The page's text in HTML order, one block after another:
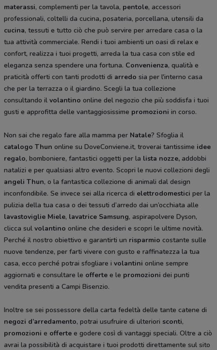
materassi, complementi per la tavola, pentole, accessori
professionali, coltelli da cucina, posateria, porcellana, utensili da
cucina, tessuti e tutto ciò che può servire per arredare casa o la
tua attività commerciale. Rendi i tuoi ambienti un oasi di relax e
confort, realizza i tuoi progetti, arreda la tua casa con stile ed
eleganza senza spendere una fortuna. Convenienza, qualità e
praticità offerti con tanti prodotti di arredo sia per l'interno casa
che per la terrazza o il giardino. Scegli la tua collezione
consultando il volantino online del negozio che più soddisfa i tuoi
gusti e approfitta delle vantaggiosissime promozioni in corso.
Non sai che regalo fare alla mamma per Natale? Sfoglia il
catalogo Thun online su DoveConviene.it, troverai tantissime idee
regalo, bomboniere, fantastici oggetti per la lista nozze, addobbi
natalizi e per qualsiasi altro evento. Scopri le nuovi collezioni degli
angeli Thun, o la fantastica collezione di animali dal design
inconfondibile. Se invece sei alla ricerca di elettrodomestici per la
pulizia della tua casa o dei tessuti d’arredo dai un’occhiata alle
lavastoviglie Miele, lavatrice Samsung, aspirapolvere Dyson,
clicca sul volantino online che desideri e scopri le ultime novità.
Perché il nostro obiettivo e garantirti un risparmio costante sulle
nuove tendenze, per farti vivere con gusto e raffinatezza la tua
casa, ecco perché potrai sfogliare i volantini online sempre
aggiornati e consultare le offerte e le promozioni dei punti
vendita presenti a Campi Bisenzio.
Inoltre se sei possessore della carta fedeltà delle tante catene di
negozi d’arredamento, potrai usufruire di ulteriori sconti,
promozioni e offerte e godere così di vantaggi speciali. Oltre a ciò
avrai la possibilità di acquistare i tuoi prodotti direttamente sul sito